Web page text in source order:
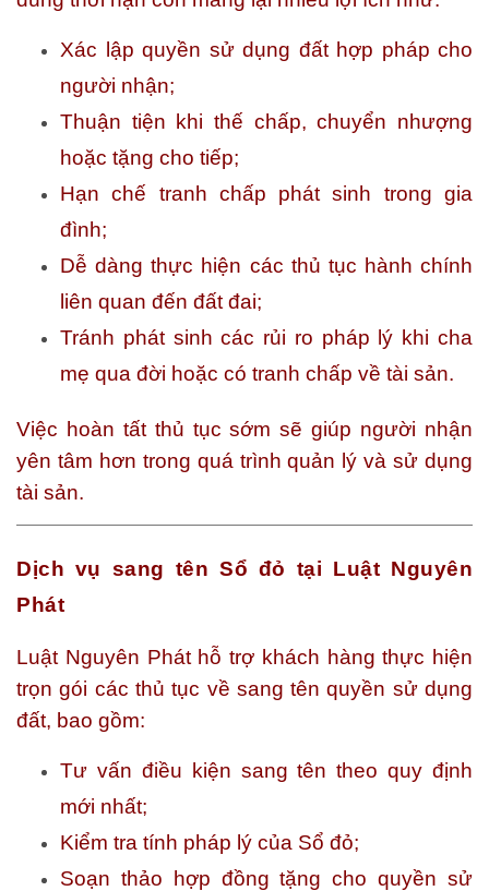
Xác lập quyền sử dụng đất hợp pháp cho
người nhận;
Thuận tiện khi thế chấp, chuyển nhượng
hoặc tặng cho tiếp;
Hạn chế tranh chấp phát sinh trong gia
đình;
Dễ dàng thực hiện các thủ tục hành chính
liên quan đến đất đai;
Tránh phát sinh các rủi ro pháp lý khi cha
mẹ qua đời hoặc có tranh chấp về tài sản.
Việc hoàn tất thủ tục sớm sẽ giúp người nhận
yên tâm hơn trong quá trình quản lý và sử dụng
tài sản.
Dịch vụ sang tên Sổ đỏ tại Luật Nguyên
Phát
Luật Nguyên Phát hỗ trợ khách hàng thực hiện
trọn gói các thủ tục về sang tên quyền sử dụng
đất, bao gồm:
Tư vấn điều kiện sang tên theo quy định
mới nhất;
Kiểm tra tính pháp lý của Sổ đỏ;
Soạn thảo hợp đồng tặng cho quyền sử